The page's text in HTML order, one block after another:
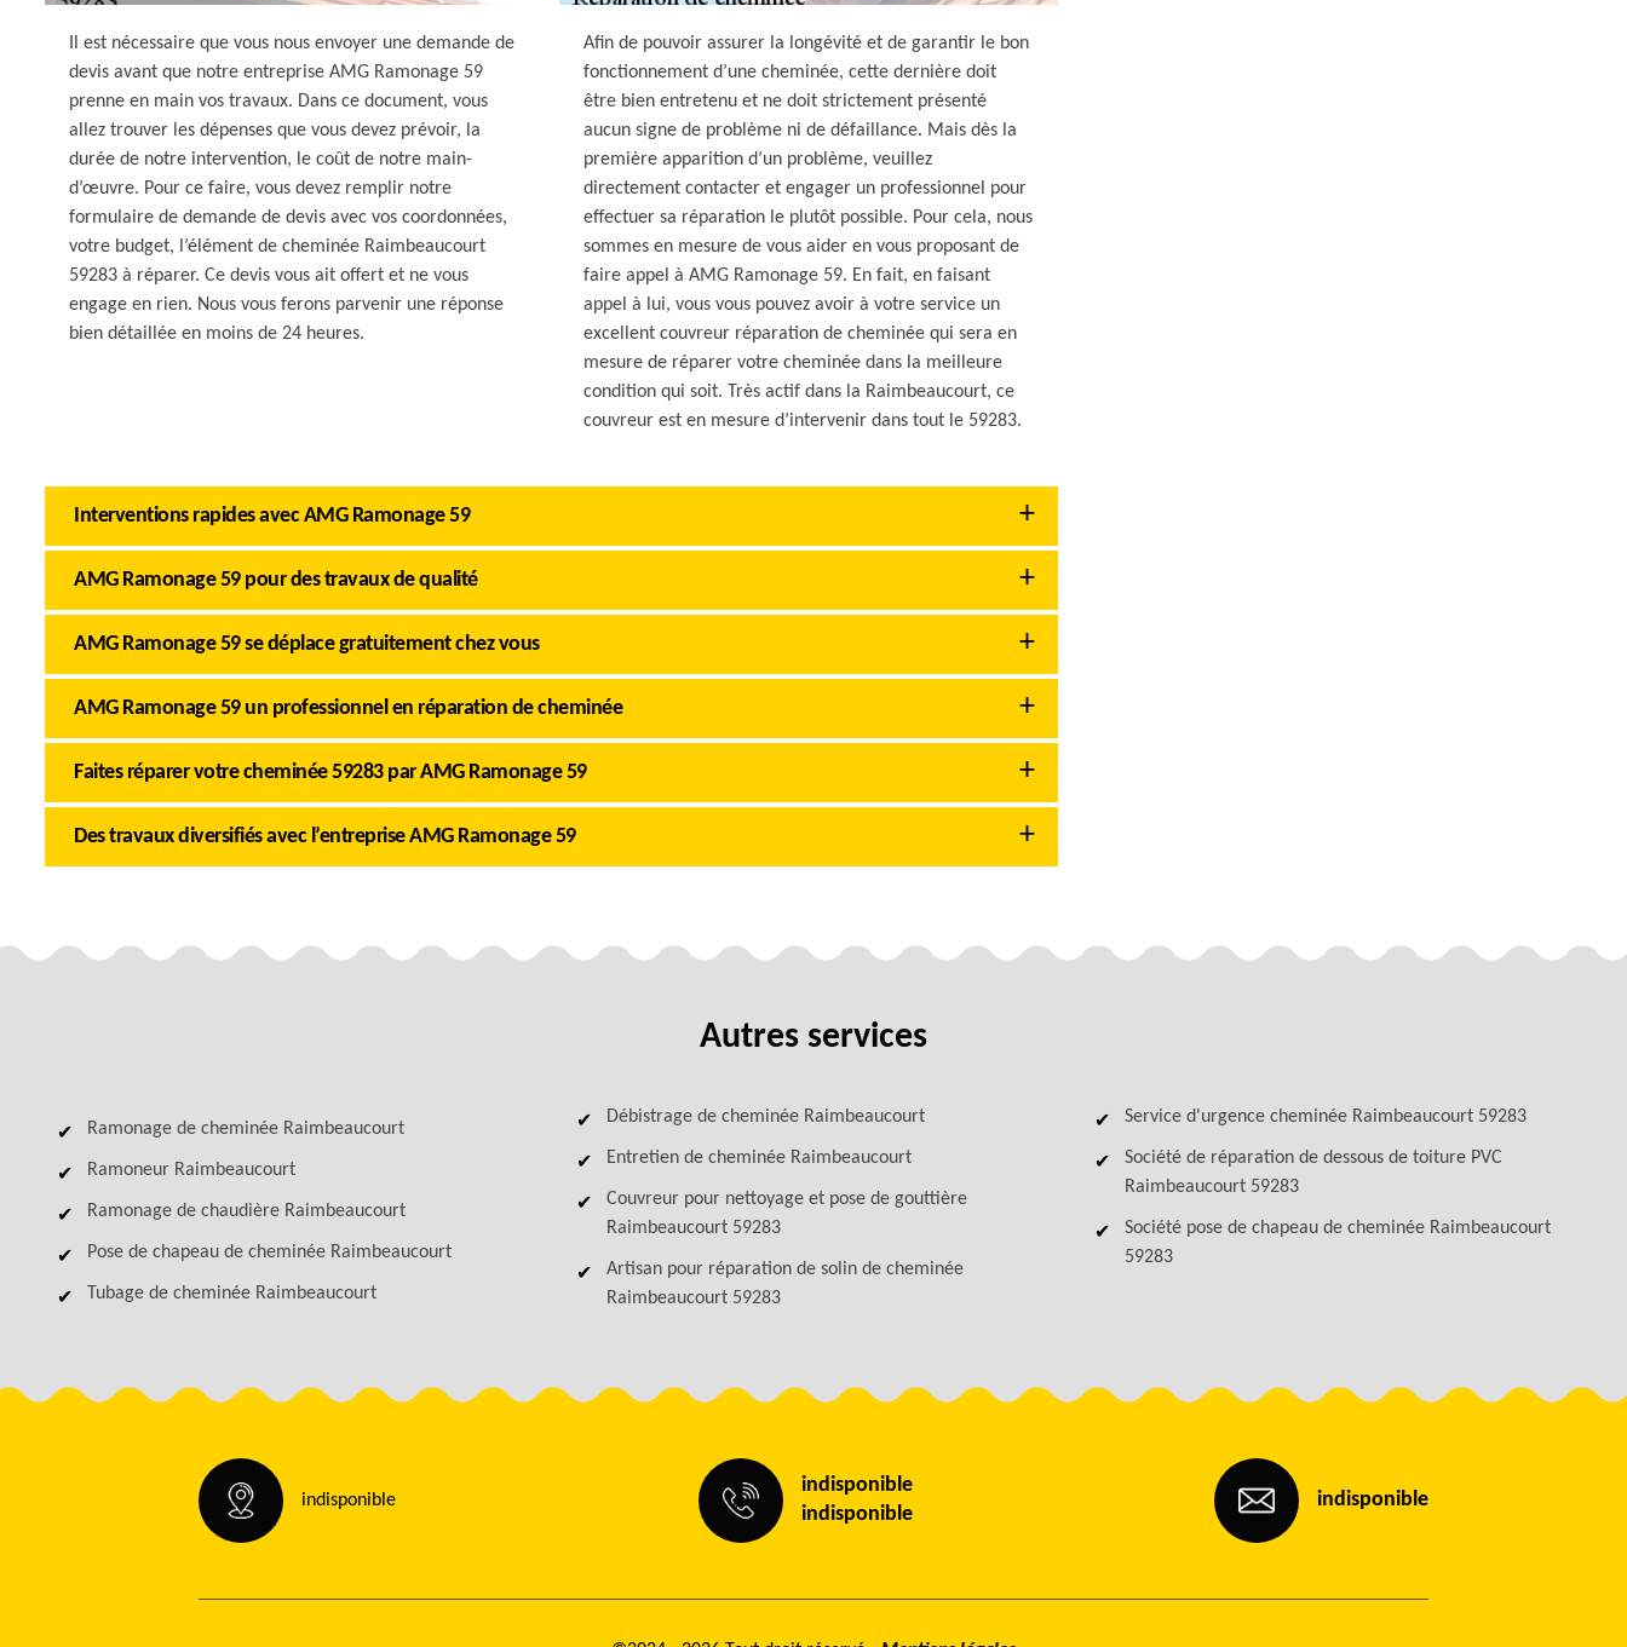
Il est nécessaire que vous nous envoyer une demande de
devis avant que notre entreprise AMG Ramonage 59
prenne en main vos travaux. Dans ce document, vous
allez trouver les dépenses que vous devez prévoir, la
durée de notre intervention, le coût de notre main-
d’œuvre. Pour ce faire, vous devez remplir notre
formulaire de demande de devis avec vos coordonnées,
votre budget, l’élément de cheminée Raimbeaucourt
59283 à réparer. Ce devis vous ait offert et ne vous
engage en rien. Nous vous ferons parvenir une réponse
bien détaillée en moins de 24 heures.
Afin de pouvoir assurer la longévité et de garantir le bon
fonctionnement d’une cheminée, cette dernière doit
être bien entretenu et ne doit strictement présenté
aucun signe de problème ni de défaillance. Mais dès la
première apparition d’un problème, veuillez
directement contacter et engager un professionnel pour
effectuer sa réparation le plutôt possible. Pour cela, nous
sommes en mesure de vous aider en vous proposant de
faire appel à AMG Ramonage 59. En fait, en faisant
appel à lui, vous vous pouvez avoir à votre service un
excellent couvreur réparation de cheminée qui sera en
mesure de réparer votre cheminée dans la meilleure
condition qui soit. Très actif dans la Raimbeaucourt, ce
couvreur est en mesure d’intervenir dans tout le 59283.
Interventions rapides avec AMG Ramonage 59
AMG Ramonage 59 pour des travaux de qualité
AMG Ramonage 59 se déplace gratuitement chez vous
AMG Ramonage 59 un professionnel en réparation de cheminée
Faites réparer votre cheminée 59283 par AMG Ramonage 59
Des travaux diversifiés avec l’entreprise AMG Ramonage 59
Autres services
Ramonage de cheminée Raimbeaucourt
Ramoneur Raimbeaucourt
Ramonage de chaudière Raimbeaucourt
Pose de chapeau de cheminée Raimbeaucourt
Tubage de cheminée Raimbeaucourt
Débistrage de cheminée Raimbeaucourt
Entretien de cheminée Raimbeaucourt
Couvreur pour nettoyage et pose de gouttière
Raimbeaucourt 59283
Artisan pour réparation de solin de cheminée
Raimbeaucourt 59283
Service d'urgence cheminée Raimbeaucourt 59283
Société de réparation de dessous de toiture PVC
Raimbeaucourt 59283
Société pose de chapeau de cheminée Raimbeaucourt
59283
indisponible
indisponible
indisponible
indisponible